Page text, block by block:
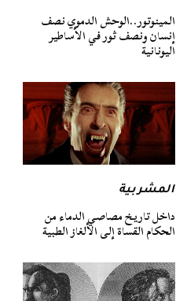
المينوتور..الوحش الدموي نصف
إنسان ونصف ثور في الأساطير
اليونانية
المشربية
داخل تاريخ مصاصي الدماء من
الحكام القساة إلى الألغاز الطبية